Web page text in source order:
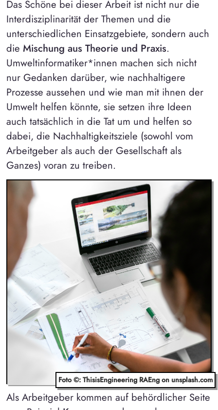
Das Schöne bei dieser Arbeit ist nicht nur die
Interdisziplinarität der Themen und die
unterschiedlichen Einsatzgebiete, sondern auch
die Mischung aus Theorie und Praxis.
Umweltinformatiker*innen machen sich nicht
nur Gedanken darüber, wie nachhaltigere
Prozesse aussehen und wie man mit ihnen der
Umwelt helfen könnte, sie setzen ihre Ideen
auch tatsächlich in die Tat um und helfen so
dabei, die Nachhaltigkeitsziele (sowohl vom
Arbeitgeber als auch der Gesellschaft als
Ganzes) voran zu treiben.
Foto ©: ThisisEngineering RAEng on unsplash.com
Als Arbeitgeber kommen auf behördlicher Seite